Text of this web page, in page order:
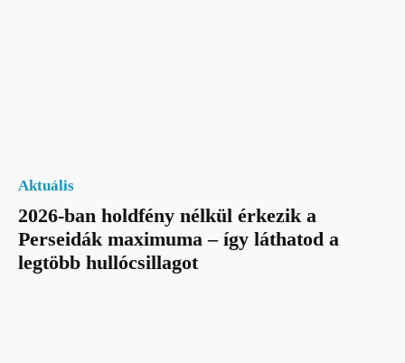
Aktuális
2026-ban holdfény nélkül érkezik a
Perseidák maximuma – így láthatod a
legtöbb hullócsillagot